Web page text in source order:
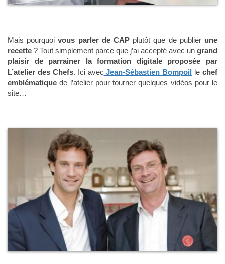
Mais pourquoi vous parler de CAP plutôt que de publier une
recette ? Tout simplement parce que j’ai accepté avec un grand
plaisir
de parrainer la formation digitale proposée par
L’atelier des Chefs. Ici avec Jean-Sébastien Bompoil le chef
emblématique de l’atelier pour tourner quelques vidéos pour le
site…